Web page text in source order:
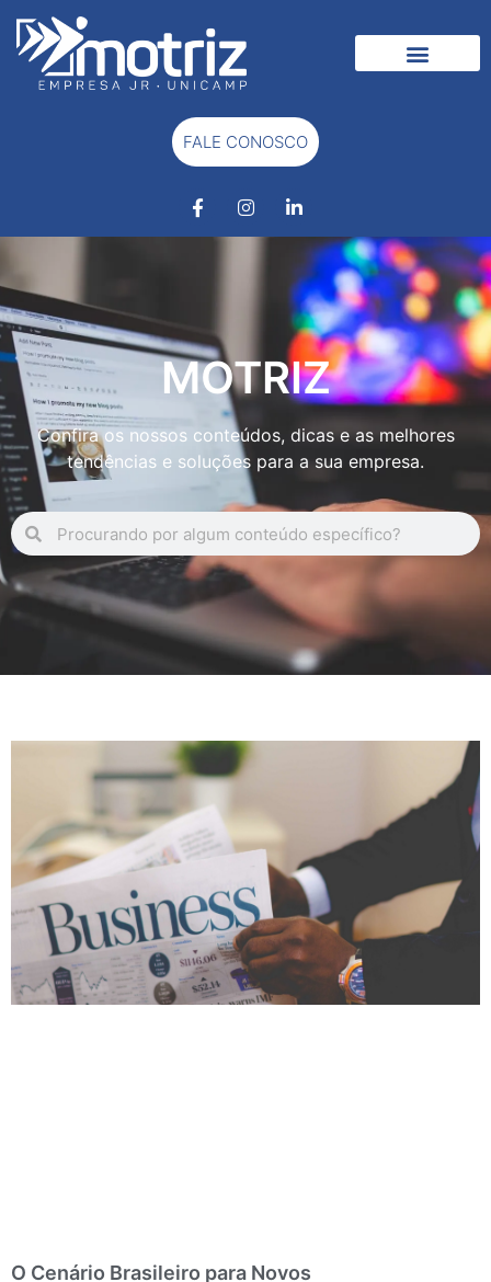
FALE CONOSCO
MOTRIZ
Confira os nossos conteúdos, dicas e as melhores
tendências e soluções para a sua empresa.
O Cenário Brasileiro para Novos